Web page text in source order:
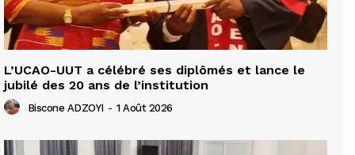
L’UCAO-UUT a célébré ses diplômés et lance le
jubilé des 20 ans de l’institution
Biscone ADZOYI - 1 Août 2026